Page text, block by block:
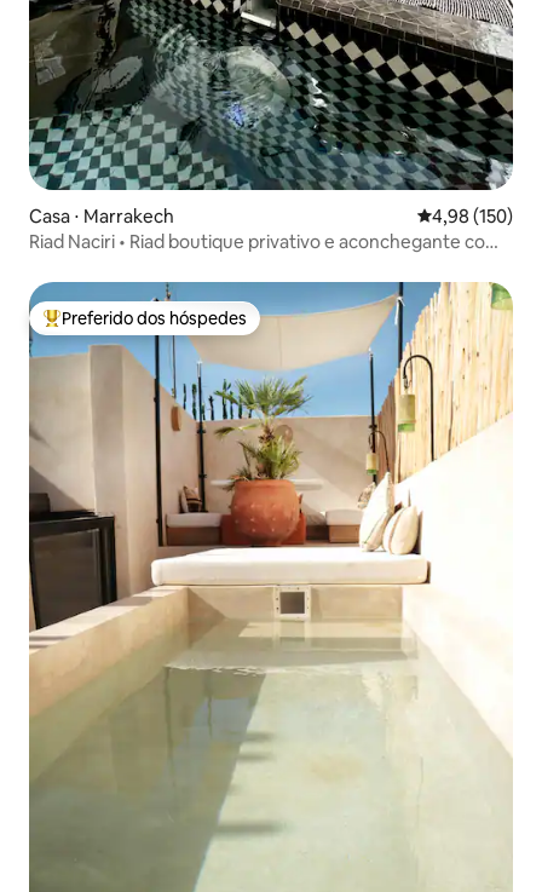
Casa ⋅ Marrakech 4,98 de uma
4,98 (150)
Riad Naciri • Riad boutique privativo e aconchegante com
Entre os melhores preferidos dos hóspedes
Preferido dos hóspedes